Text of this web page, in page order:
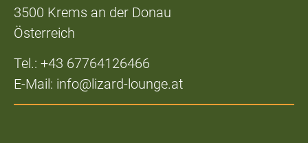
3500 Krems an der Donau
Österreich
Tel.: +43 67764126466
E-Mail: info@lizard-lounge.at